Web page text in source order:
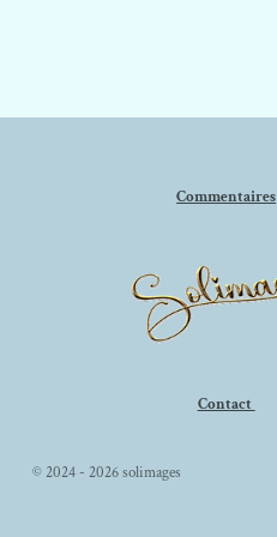
Commentaires
Contact
© 2024 - 2026 solimages